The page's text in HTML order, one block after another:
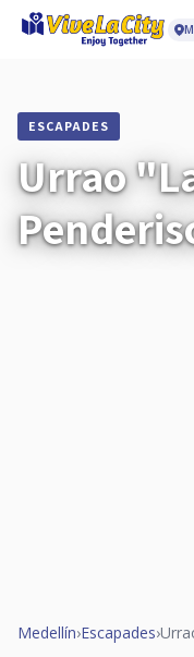
ESCAPADES
Urrao
Medellín›Escapades›